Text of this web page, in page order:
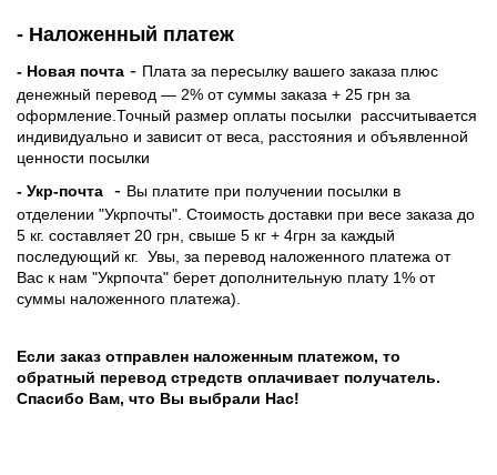
- Наложенный платеж
- Новая почта - Плата за пересылку вашего заказа плюс
денежный перевод — 2% от суммы заказа + 25 грн за
оформление.Точный размер оплаты посылки рассчитывается
индивидуально и зависит от веса, расстояния и объявленной
ценности посылки
- Укр-почта
- Вы платите при получении посылки в
отделении "Укрпочты". Стоимость доставки при весе заказа до
5 кг. составляет 20 грн, свыше 5 кг + 4грн за каждый
последующий кг. Увы, за перевод наложенного платежа от
Вас к нам "Укрпочта" берет дополнительную плату 1% от
суммы наложенного платежа).
Если заказ отправлен наложенным платежом, то
обратный перевод стредств оплачивает получатель.
Спасибо Вам, что Вы выбрали Нас!